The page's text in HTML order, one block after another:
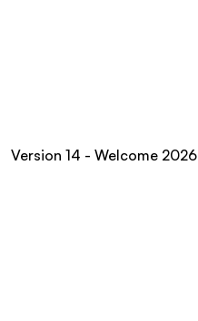
Version 14 - Welcome 2026